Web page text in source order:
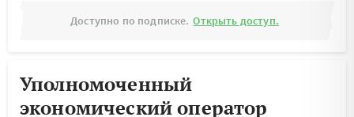
Доступно по подписке. Открыть доступ.
Уполномоченный
экономический оператор